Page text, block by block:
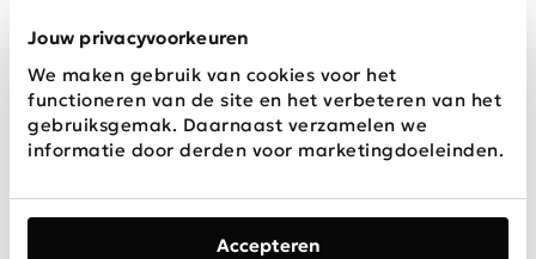
Jouw privacyvoorkeuren
We maken gebruik van cookies voor het
functioneren van de site en het verbeteren van het
gebruiksgemak. Daarnaast verzamelen we
informatie door derden voor marketingdoeleinden.
Accepteren
Wij zijn Schijvens mode